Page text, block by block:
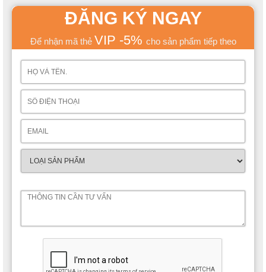
ĐĂNG KÝ NGAY
Để nhận mã thẻ VIP -5% cho sản phẩm tiếp theo